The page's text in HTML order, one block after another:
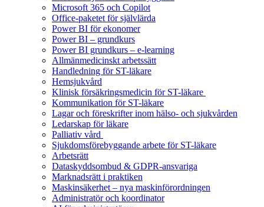
Microsoft 365 och Copilot
Office-paketet för självlärda
Power BI för ekonomer
Power BI – grundkurs
Power BI grundkurs – e-learning
Allmänmedicinskt arbetssätt
Handledning för ST-läkare
Hemsjukvård
Klinisk försäkringsmedicin för ST-läkare
Kommunikation för ST-läkare
Lagar och föreskrifter inom hälso- och sjukvården
Ledarskap för läkare
Palliativ vård
Sjukdomsförebyggande arbete för ST-läkare
Arbetsrätt
Dataskyddsombud & GDPR-ansvariga
Marknadsrätt i praktiken
Maskinsäkerhet – nya maskinförordningen
Administratör och koordinator